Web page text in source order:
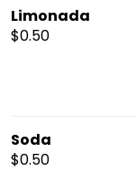
Limonada
$0.50
Soda
$0.50